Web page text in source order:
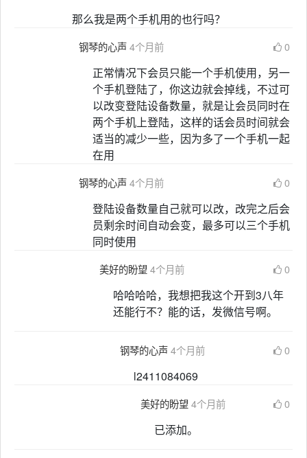
那么我是两个手机用的也行吗？
钢琴的心声4个月前 0
正常情况下会员只能一个手机使用，另一
个手机登陆了，你这边就会掉线，不过可
以改变登陆设备数量，就是让会员同时在
两个手机上登陆，这样的话会员时间就会
适当的减少一些，因为多了一个手机一起
在用
钢琴的心声4个月前 0
登陆设备数量自己就可以改，改完之后会
员剩余时间自动会变，最多可以三个手机
同时使用
美好的盼望 4个月前 0
哈哈哈哈，我想把我这个开到3八年
还能行不？能的话，发微信号啊。
钢琴的心声4个月前 0
l2411084069
美好的盼望 4个月前 0
已添加。